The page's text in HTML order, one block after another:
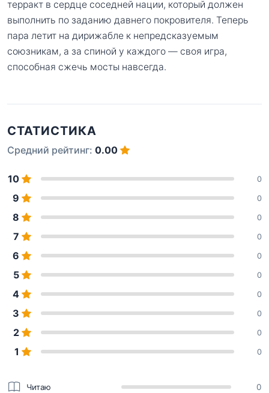
терракт в сердце соседней нации, который должен
выполнить по заданию давнего покровителя. Теперь
пара летит на дирижабле к непредсказуемым
союзникам, а за спиной у каждого — своя игра,
способная сжечь мосты навсегда.
СТАТИСТИКА
Средний рейтинг: 0.00
10 0
9 0
8 0
7 0
6 0
5 0
4 0
3 0
2 0
1 0
Читаю 0